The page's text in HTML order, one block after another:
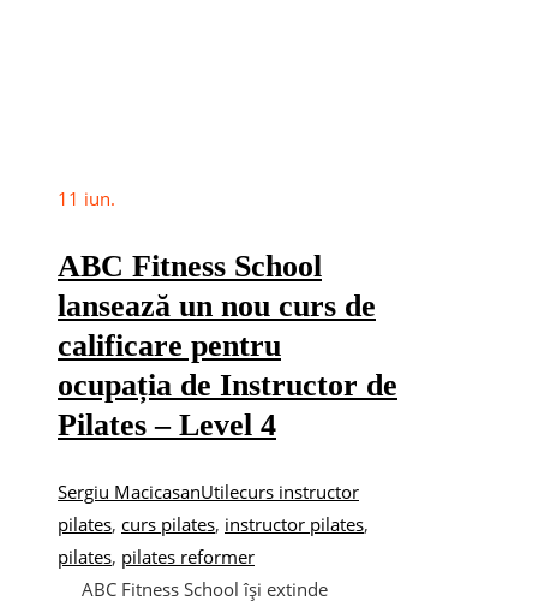
11 iun.
ABC Fitness School
lansează un nou curs de
calificare pentru
ocupația de Instructor de
Pilates – Level 4
Sergiu MacicasanUtilecurs instructor
pilates, curs pilates, instructor pilates,
pilates, pilates reformer
ABC Fitness School își extinde